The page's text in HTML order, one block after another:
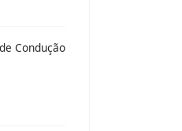
Condução